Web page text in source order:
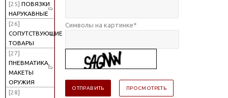
[25] ПОВЯЗКИ
НАРУКАВНЫЕ
[26]
СОПУТСТВУЮЩИЕ
ТОВАРЫ
[27]
ПНЕВМАТИКА,
МАКЕТЫ
ОРУЖИЯ
[28]
Символы на картинке*